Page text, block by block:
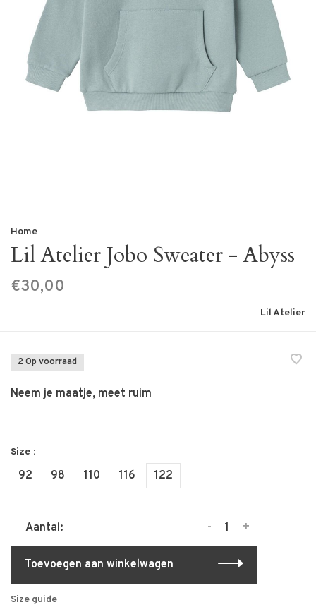
Home
Lil Atelier Jobo Sweater - Abyss
€30,00
Lil Atelier
2 Op voorraad
Neem je maatje, meet ruim
Size :
92 98 110 116 122
Aantal: +
-
Toevoegen aan winkelwagen
Size guide